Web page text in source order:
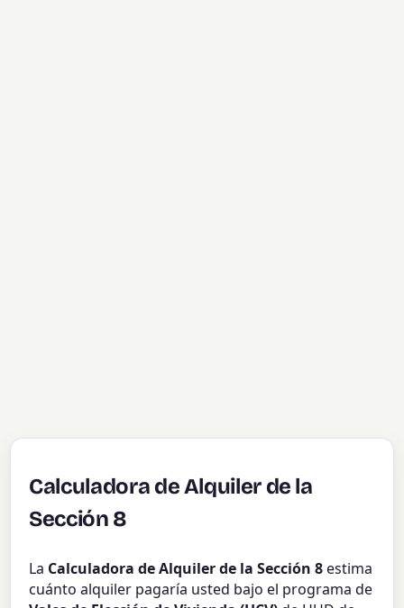
Calculadora de Alquiler de la
Sección 8
La Calculadora de Alquiler de la Sección 8estima
cuánto alquiler pagaría usted bajo el programa de